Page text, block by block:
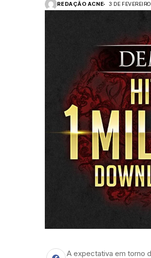
REDAÇÃO ACNE 3 DE
A expectativa em torno